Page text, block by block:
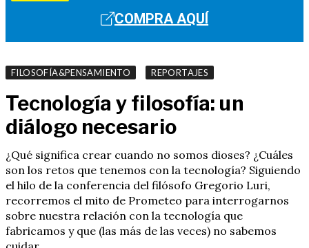
COMPRA AQUÍ
FILOSOFÍA&PENSAMIENTO REPORTAJES
Tecnología y filosofía: un
diálogo necesario
¿Qué significa crear cuando no somos dioses? ¿Cuáles
son los retos que tenemos con la tecnología? Siguiendo
el hilo de la conferencia del filósofo Gregorio Luri,
recorremos el mito de Prometeo para interrogarnos
sobre nuestra relación con la tecnología que
fabricamos y que (las más de las veces) no sabemos